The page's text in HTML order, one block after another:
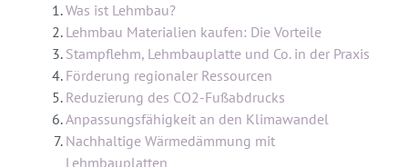
Was ist Lehmbau?
Lehmbau Materialien kaufen: Die Vorteile
Stampflehm, Lehmbauplatte und Co. in der Praxis
Förderung regionaler Ressourcen
Reduzierung des CO2-Fußabdrucks
Anpassungsfähigkeit an den Klimawandel
Nachhaltige Wärmedämmung mit
Lehmbauplatten